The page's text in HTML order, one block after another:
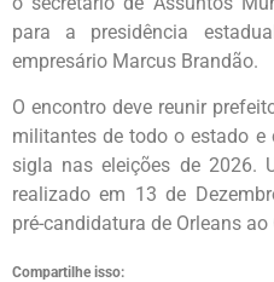
para a presidência
empresário Marcus Brandão.
O encontro deve reunir
militantes de todo o estado
sigla nas eleições de 2026.
realizado em 13 de
pré-candidatura de Orleans
Compartilhe isso: